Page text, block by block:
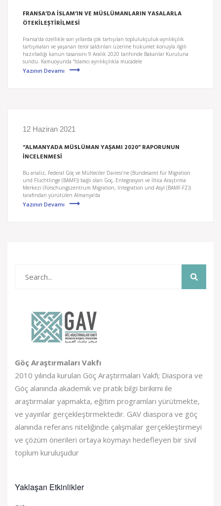
FRANSA’DA İSLAM’IN VE MÜSLÜMANLARIN YASALARLA
ÖTEKİLEŞTİRİLMESİ
Fransa’da özellikle son yıllarda çok tartışılan toplulukçuluk-ayrılıkçılık
tartışmaları ve yaşanan terör saldırıları üzerine hükümet konuyla ilgili
hazırladığı kanun tasarısını 9 Aralık 2020 tarihinde Bakanlar Kuruluna
sundu. Kamuoyunda “İslamcı ayrılıkçılıkla mücadele
Yazının Devamı
12 Haziran 2021
“ALMANYADA MÜSLÜMAN YAŞAMI 2020” RAPORUNUN
İNCELENMESİ
Bu analiz, Federal Göç ve Mülteciler Dairesi’ne (Bundesamt für Migration
und Flüchtlinge (BAMF)) bağlı olan Göç, Entegrasyon ve İltica Araştırma
Merkezi (Forschungszentrum Migration, Integration und Asyl (BAMF-FZ))
tarafından yürütülen Almanya’da
Yazının Devamı
Göç Araştırmaları Vakfı
2010 yılında kurulan Göç Araştırmaları Vakfı; Diaspora ve
Göç alanında akademik ve pratik bilgi birikimi ile
araştırmalar yapmakta, eğitim programları yürütmekte,
ve yayınlar gerçekleştirmektedir. GAV diaspora ve göç
alanında referans niteliğinde çalışmalar gerçekleştirmeyi
ve çözüm önerileri ortaya koymayı hedefleyen bir sivil
toplum kuruluşudur
Yaklaşan Etkinlikler